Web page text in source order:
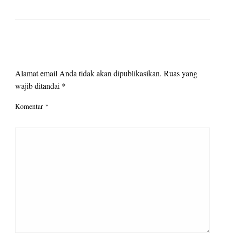
Alamat email Anda tidak akan dipublikasikan. Ruas yang
wajib ditandai *
Komentar *